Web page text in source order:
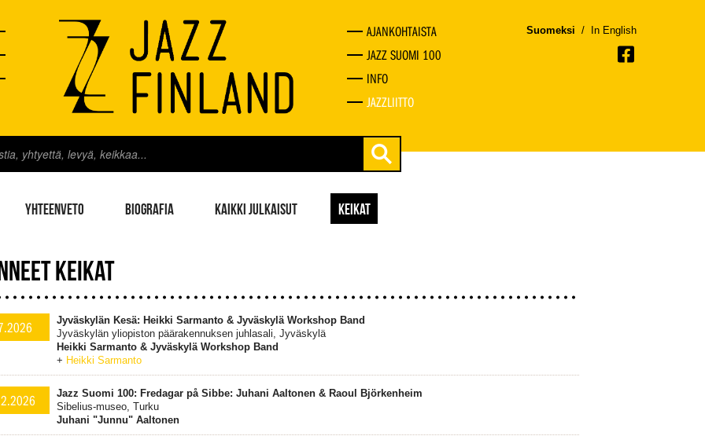
AJANKOHTAISTA
JAZZ SUOMI 100
INFO
JAZZLIITTO
Suomeksi / In English
YHTEENVETO BIOGRAFIA KAIKKI JULKAISUT KEIKAT
KEIKAT
Jyväskylän Kesä: Heikki Sarmanto & Jyväskylä Workshop Band
Jyväskylän yliopiston päärakennuksen juhlasali, Jyväskylä
Heikki Sarmanto & Jyväskylä Workshop Band
+ Heikki Sarmanto
Jazz Suomi 100: Fredagar på Sibbe: Juhani Aaltonen & Raoul Björkenheim
Sibelius-museo, Turku
Juhani "Junnu" Aaltonen